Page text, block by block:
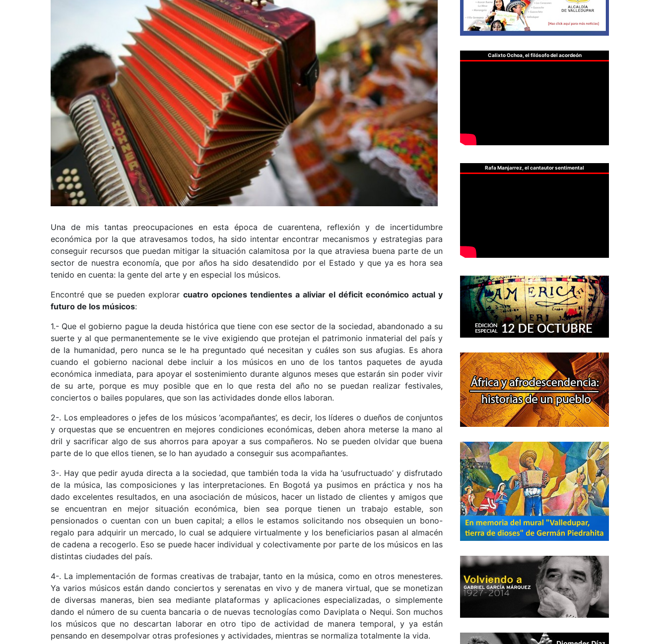
Una de mis tantas preocupaciones en esta época de cuarentena, reflexión y de incertidumbre
económica por la que atravesamos todos, ha sido intentar encontrar mecanismos y estrategias para
conseguir recursos que puedan mitigar la situación calamitosa por la que atraviesa buena parte de un
sector de nuestra economía, que por años ha sido desatendido por el Estado y que ya es hora sea
tenido en cuenta: la gente del arte y en especial los músicos.
Encontré que se pueden explorar cuatro opciones tendientes a aliviar el déficit económico actual y
futuro de los músicos:
1.- Que el gobierno pague la deuda histórica que tiene con ese sector de la sociedad, abandonado a su
suerte y al que permanentemente se le vive exigiendo que protejan el patrimonio inmaterial del país y
de la humanidad, pero nunca se le ha preguntado qué necesitan y cuáles son sus afugias. Es ahora
cuando el gobierno nacional debe incluir a los músicos en uno de los tantos paquetes de ayuda
económica inmediata, para apoyar el sostenimiento durante algunos meses que estarán sin poder vivir
de su arte, porque es muy posible que en lo que resta del año no se puedan realizar festivales,
conciertos o bailes populares, que son las actividades donde ellos laboran.
2-. Los empleadores o jefes de los músicos ‘acompañantes’, es decir, los líderes o dueños de conjuntos
y orquestas que se encuentren en mejores condiciones económicas, deben ahora meterse la mano al
dril y sacrificar algo de sus ahorros para apoyar a sus compañeros. No se pueden olvidar que buena
parte de lo que ellos tienen, se lo han ayudado a conseguir sus acompañantes.
3-. Hay que pedir ayuda directa a la sociedad, que también toda la vida ha ‘usufructuado’ y disfrutado
de la música, las composiciones y las interpretaciones. En Bogotá ya pusimos en práctica y nos ha
dado excelentes resultados, en una asociación de músicos, hacer un listado de clientes y amigos que
se encuentran en mejor situación económica, bien sea porque tienen un trabajo estable, son
pensionados o cuentan con un buen capital; a ellos le estamos solicitando nos obsequien un bono-
regalo para adquirir un mercado, lo cual se adquiere virtualmente y los beneficiarios pasan al almacén
de cadena a recogerlo. Eso se puede hacer individual y colectivamente por parte de los músicos en las
distintas ciudades del país.
4-. La implementación de formas creativas de trabajar, tanto en la música, como en otros menesteres.
Ya varios músicos están dando conciertos y serenatas en vivo y de manera virtual, que se monetizan
de diversas maneras, bien sea mediante plataformas y aplicaciones especializadas, o simplemente
dando el número de su cuenta bancaria o de nuevas tecnologías como Daviplata o Nequi. Son muchos
los músicos que no descartan laborar en otro tipo de actividad de manera temporal, y ya están
pensando en desempolvar otras profesiones y actividades, mientras se normaliza totalmente la vida.
Calixto Ochoa, el filósofo del acordeón
Rafa Manjarrez, el cantautor sentimental